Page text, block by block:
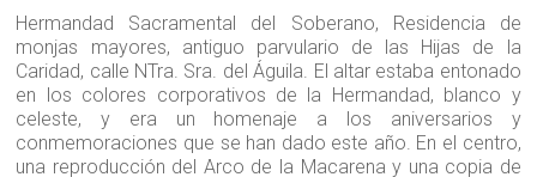
Hermandad Sacramental del Soberano, Residencia de
monjas mayores, antiguo parvulario de las Hijas de la
Caridad, calle NTra. Sra. del Águila. El altar estaba entonado
en los colores corporativos de la Hermandad, blanco y
celeste, y era un homenaje a los aniversarios y
conmemoraciones que se han dado este año. En el centro,
una reproducción del Arco de la Macarena y una copia de